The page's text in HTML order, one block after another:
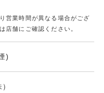
営業時間が異なる場合がござ
店舗にご確認ください。
)